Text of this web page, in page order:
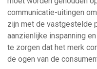
communicatie-uitingen
zijn met de vastgestelde
aanzienlijke inspanning
te zorgen dat het merk
de ogen van de